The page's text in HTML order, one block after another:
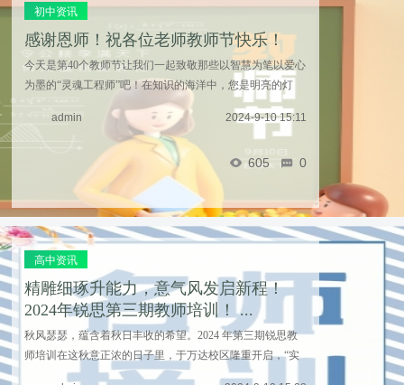
初中资讯
感谢恩师！祝各位老师教师节快乐！
今天是第40个教师节让我们一起致敬那些以智慧为笔以爱心
为墨的“灵魂工程师”吧！在知识的海洋中，您是明亮的灯
塔，照亮我们前行的路，永不迷茫。2024 年的九月十日，
我们向您致敬，亲爱的老师，您是教育的脊梁。您 ...……
admin 2024-9-10 15:11
605 0
高中资讯
精雕细琢升能力，意气风发启新程！
2024年锐思第三期教师培训！ ...
秋风瑟瑟，蕴含着秋日丰收的希望。2024 年第三期锐思教
师培训在这秋意正浓的日子里，于万达校区隆重开启，“实
力 + 良心 = 好老师”依旧是贯穿始终的主题。参与培训的老